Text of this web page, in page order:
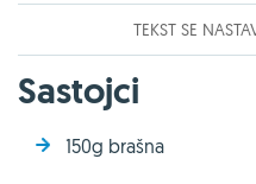
TEKST SE
Sastojci
150g brašna